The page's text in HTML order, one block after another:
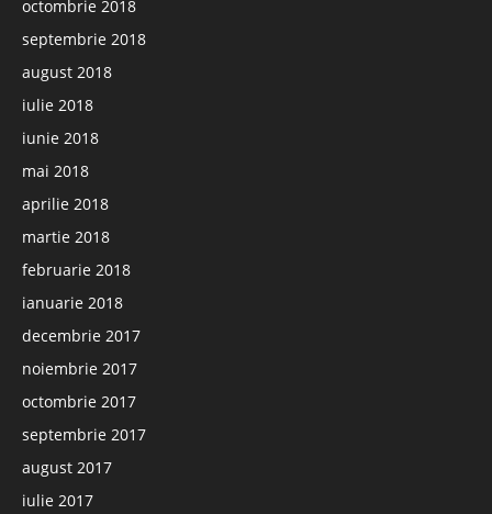
octombrie 2018
septembrie 2018
august 2018
iulie 2018
iunie 2018
mai 2018
aprilie 2018
martie 2018
februarie 2018
ianuarie 2018
decembrie 2017
noiembrie 2017
octombrie 2017
septembrie 2017
august 2017
iulie 2017